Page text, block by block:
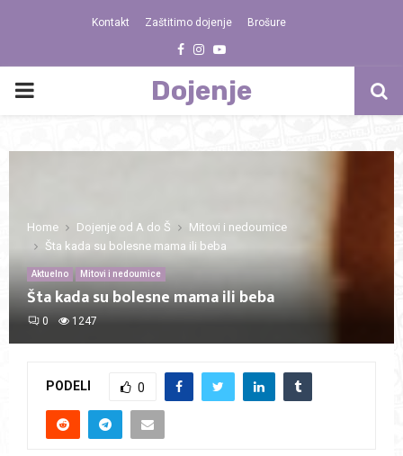
Kontakt Zaštitimo dojenje Brošure
Facebook
Instagram
Youtube
PRIMARY
Dojenje
Home Dojenje od A do Š
Mitovi i nedoumice
Šta kada su bolesne mama ili beba
Aktuelno Mitovi i nedoumice
Šta kada su bolesne mama ili beba
0 1247
PODELI 0